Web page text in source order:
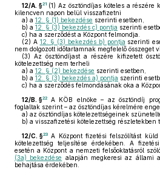
12/A. §21 (1) Az ösztöndíjas köteles a részére
kilencven napon belül visszafizetni
a) a 12. § (1) bekezdése szerinti esetben,
b) a 12. § (3) bekezdés c) pontja szerinti
c) ha a szerződést a Központ felmondja.
(2) A 12. § (3) bekezdés b) pontja szerinti
nem dolgozott időtartamnak megfelelő összeget
(3) Az ösztöndíjast a részére kifizetett
kötelezettség nem terheli
a) a 12. § (2) bekezdése szerinti esetben,
b) a 12. § (3) bekezdés a) pontja szerinti
c) ha a szerződés felmondásának oka a
12/B. §22
A KÖB elnöke – az ösztöndíj
foglaltak szerint – az ösztöndíjas kérelmére
a) az ösztöndíjas kötelezettségeinek
b) a visszafizetési kötelezettség részletekben
12/C. §23 A Központ fizetési felszólítást
kötelezettség teljesítése érdekében. A
esetén a Központ a nemzeti felsőoktatásról
(3a) bekezdése alapján megkeresi az állami
behajtása érdekében.